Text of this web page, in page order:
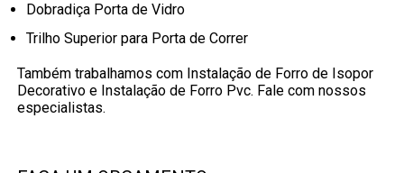
Dobradiça Porta de Vidro
Trilho Superior para Porta de Correr
Também trabalhamos com Instalação de Forro de Isopor
Decorativo e Instalação de Forro Pvc. Fale com nossos
especialistas.